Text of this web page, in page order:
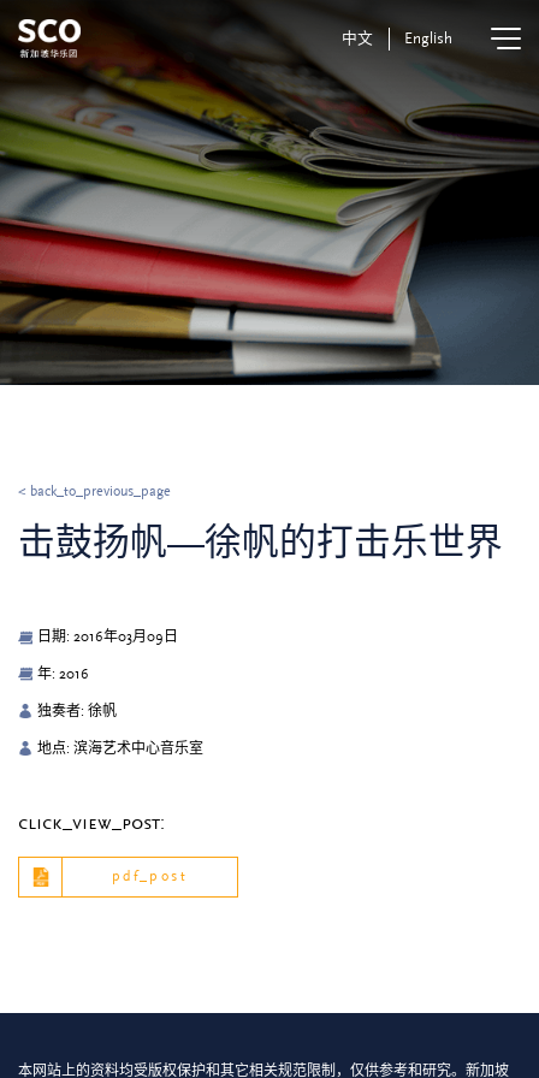
中文 English
< back_to_previous_page
击鼓扬帆—徐帆的打击乐世界
日期: 2016年03月09日
年: 2016
独奏者: 徐帆
地点: 滨海艺术中心音乐室
click_view_post:
pdf_post
本网站上的资料均受版权保护和其它相关规范限制，仅供参考和研究。新加坡